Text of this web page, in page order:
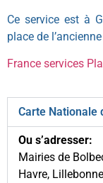
Ce service est à
place de
France services
Carte Nationale
Ou s’adresser:
Mairies de
Havre,